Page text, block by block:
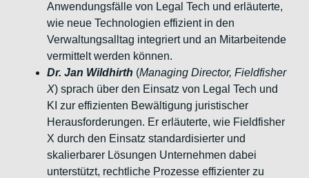
Anwendungsfälle von Legal Tech und erläuterte,
wie neue Technologien effizient in den
Verwaltungsalltag integriert und an Mitarbeitende
vermitteltwerden können.
Dr. Jan Wildhirth (Managing Director, Fieldfisher
X) sprach über den Einsatz von Legal Tech und
KI zur effizienten Bewältigung juristischer
Herausforderungen. Er erläuterte, wie Fieldfisher
X durch den Einsatz standardisierter und
skalierbarer Lösungen Unternehmen dabei
unterstützt, rechtliche Prozesse effizienter zu